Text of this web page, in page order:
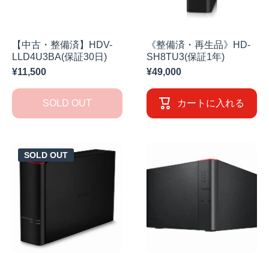
【中古・整備済】HDV-
LLD4U3BA(保証30日)
¥11,500
SOLD OUT
《整備済・再生品》HD-
SH8TU3(保証1年)
¥49,000
カートに入れる
SOLD OUT